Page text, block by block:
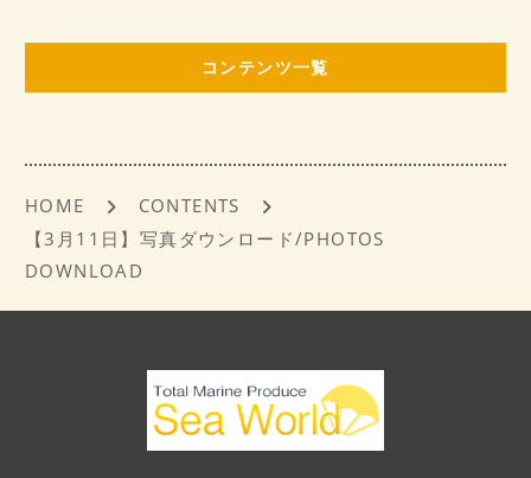
b
o
k
コンテンツ一覧
HOME
CONTENTS
【3月11日】写真ダウンロード/PHOTOS
DOWNLOAD